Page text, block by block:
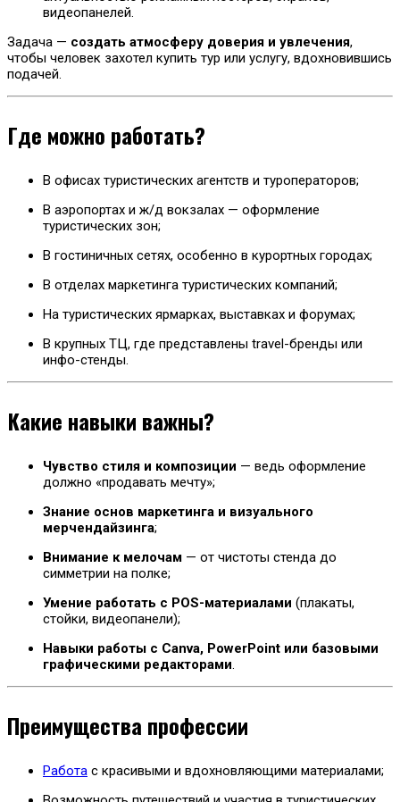
видеопанелей.
Задача — создать атмосферу доверия и увлечения,
чтобы человек захотел купить тур или услугу, вдохновившись
подачей.
Где можно работать?
В офисах туристических агентств и туроператоров;
В аэропортах и ж/д вокзалах — оформление
туристических зон;
В гостиничных сетях, особенно в курортных городах;
В отделах маркетинга туристических компаний;
На туристических ярмарках, выставках и форумах;
В крупных ТЦ, где представлены travel-бренды или
инфо-стенды.
Какие навыки важны?
Чувство стиля и композиции — ведь оформление
должно «продавать мечту»;
Знание основ маркетинга и визуального
мерчендайзинга;
Внимание к мелочам — от чистоты стенда до
симметрии на полке;
Умение работать с POS-материалами (плакаты,
стойки, видеопанели);
Навыки работы с Canva, PowerPoint или базовыми
графическими редакторами.
Преимущества профессии
Работа с красивыми и вдохновляющими материалами;